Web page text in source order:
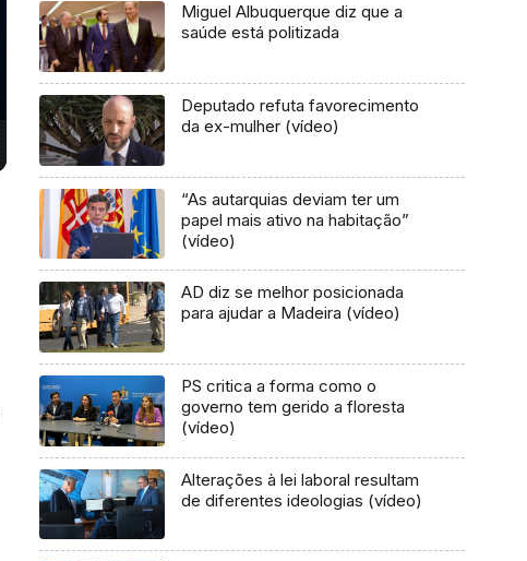
Miguel Albuquerque diz que a
saúde está politizada
Deputado refuta favorecimento
da ex-mulher (vídeo)
“As autarquias deviam ter um
papel mais ativo na habitação”
(vídeo)
AD diz se melhor posicionada
para ajudar a Madeira (vídeo)
PS critica a forma como o
governo tem gerido a floresta
(vídeo)
Alterações à lei laboral resultam
de diferentes ideologias (vídeo)